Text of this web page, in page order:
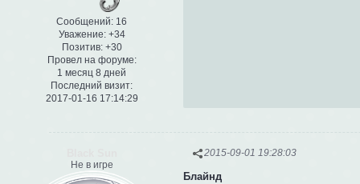
Сообщений: 16
Уважение: +34
Позитив: +30
Провел на форуме:
1 месяц 8 дней
Последний визит:
2017-01-16 17:14:29
2015-09-01 19:28:03
Не в игре
Блайнд